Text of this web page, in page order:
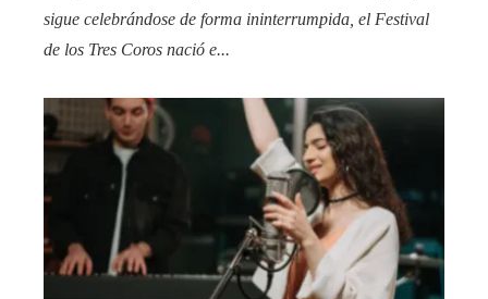
sigue celebrándose de forma ininterrumpida, el Festival
de los Tres Coros nació e...